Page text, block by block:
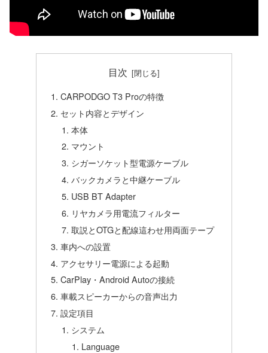
目次
CARPODGO T3 Proの特徴
セット内容とデザイン
本体
マウント
シガーソケット型電源ケーブル
バックカメラと中継ケーブル
USB BT Adapter
リヤカメラ用電流フィルター
取説とOTGと配線這わせ用両面テープ
車内への設置
アクセサリー電源による起動
CarPlay・Android Autoの接続
車載スピーカーからの音声出力
設定項目
システム
Language